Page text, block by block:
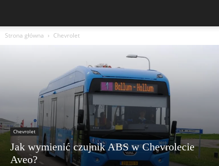
Strona główna Chevrolet
Chevrolet
Jak wymienić czujnik ABS w Chevrolecie
Aveo?